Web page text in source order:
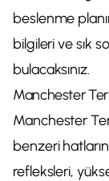
beslenme
bilgileri ve sık
bulacaksınız.
Manchester
Manchester
benzeri hatların
refleksleri,